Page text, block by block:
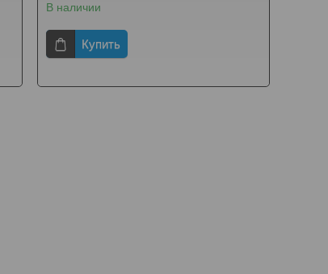
В наличии
Купить